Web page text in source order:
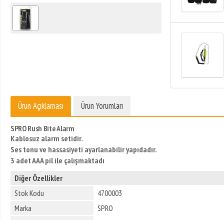
Ürün Açıklaması Ürün Yorumları
SPRO Rush Bite Alarm
Kablosuz alarm setidir.
Ses tonu ve hassasiyeti ayarlanabilir yapıdadır.
3 adet AAA pil ile çalışmaktadı
Diğer Özellikler
Stok Kodu
4700003
Marka
SPRO